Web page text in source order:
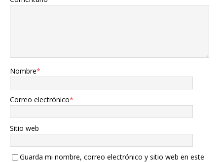
Nombre*
Correo electrónico*
Sitio web
Guarda mi nombre, correo electrónico y sitio web en este